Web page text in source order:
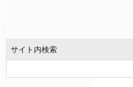
サイト内検索